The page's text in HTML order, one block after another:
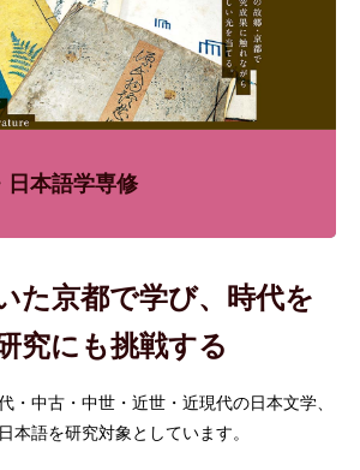
日本語学専修
た京都で学び、時代を
究にも挑戦する
・中古・中世・近世・近現代の日本文学、
本語を研究対象としています。